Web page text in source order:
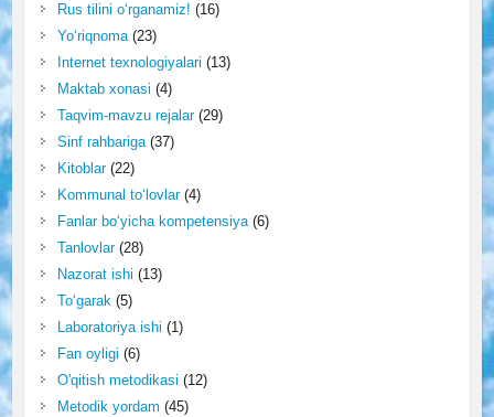
Rus tilini o‘rganamiz! (16)
Yo‘riqnoma(23)
Internet texnologiyalari (13)
Maktab xonasi (4)
Taqvim-mavzu rejalar(29)
Sinf rahbariga(37)
Kitoblar(22)
Kommunal to‘lovlar(4)
Fanlar bo‘yicha kompetensiya(6)
Tanlovlar(28)
Nazorat ishi (13)
To‘garak(5)
Laboratoriya ishi (1)
Fan oyligi (6)
O'qitish metodikasi (12)
Metodik yordam (45)